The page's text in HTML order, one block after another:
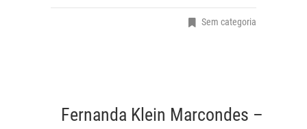
Sem categoria
Fernanda Klein Marcondes –